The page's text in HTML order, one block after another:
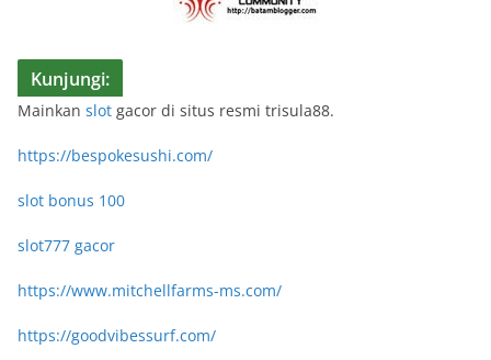
Kunjungi:
Mainkan slot gacor di situs resmi trisula88.
https://bespokesushi.com/
slot bonus 100
slot777 gacor
https://www.mitchellfarms-ms.com/
https://goodvibessurf.com/